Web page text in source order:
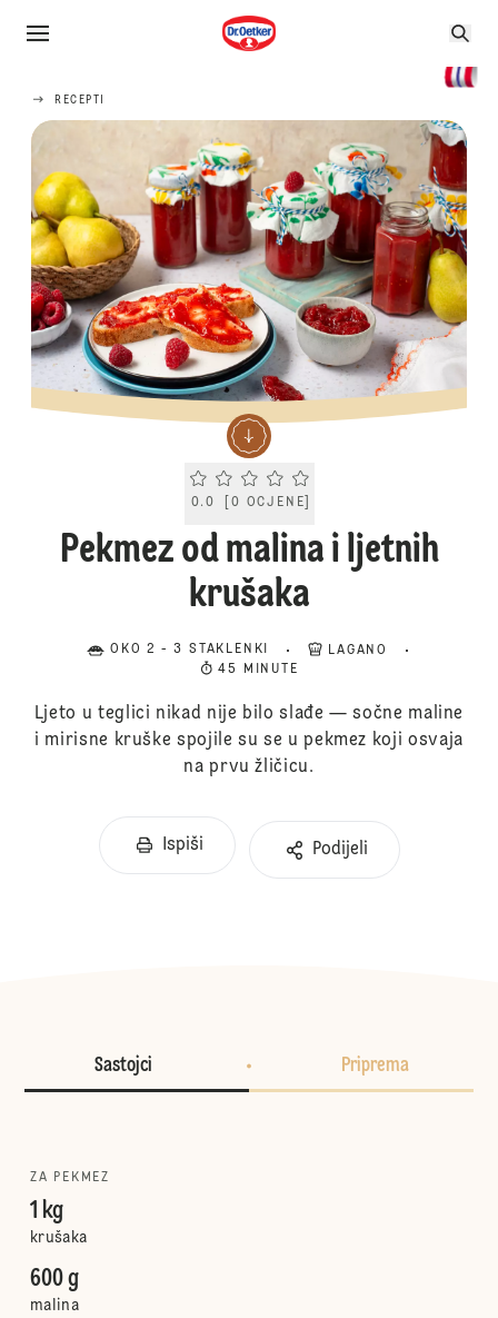
RECEPTI
Current rating 0.0. Click to rate.
0.0 0 OCJENE
Pekmez od malina i ljetnih
krušaka
OKO 2 - 3 STAKLENKI
LAGANO
45 MINUTE
Ljeto u teglici nikad nije bilo slađe — sočne maline
i mirisne kruške spojile su se u pekmez koji osvaja
na prvu žličicu.
Ispiši Podijeli
Sastojci Priprema
ZA PEKMEZ
1 kg
krušaka
600 g
malina